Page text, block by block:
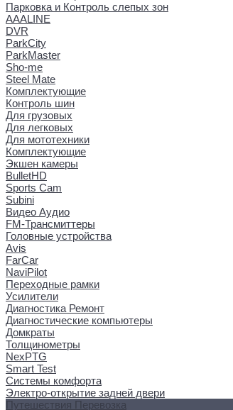
Парковка и Контроль слепых зон
AAALINE
DVR
ParkCity
ParkMaster
Sho-me
Steel Mate
Комплектующие
Контроль шин
Для грузовых
Для легковых
Для мототехники
Комплектующие
Экшен камеры
BulletHD
Sports Cam
Subini
Видео Аудио
FM-Трансмиттеры
Головные устройства
Avis
FarCar
NaviPilot
Переходные рамки
Усилители
Диагностика Ремонт
Диагностические компьютеры
Домкраты
Толщинометры
NexPTG
Smart Test
Системы комфорта
Электро-открытие задней двери
Путешествия Перевозка